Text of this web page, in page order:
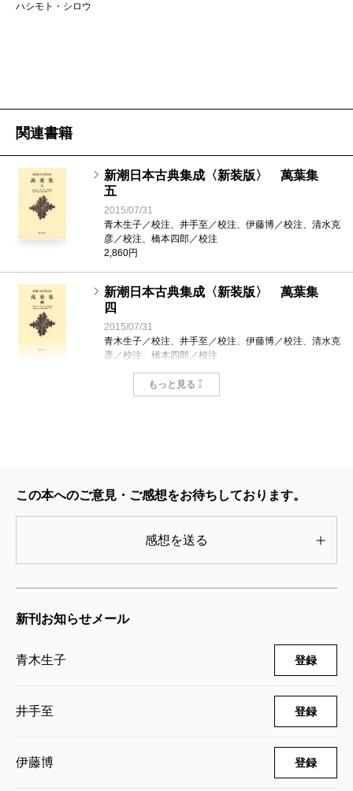
天皇の御製歌
れ しきなべて われこそ座（ま）せ われこそは
告（の）らめ 家をも名をも （巻一・一番）
……一読しただけでは「へ？ 何の歌？ どういう
意味??」と首を傾げられるかもしれない。でもこの
歌、そんなに難しい意味はない。言うなれば、作者
（とされる。実際につくったかどうかは横に置いてお
いて）の雄略天皇が、野原で菜を摘む女の子をナンパ
している歌である。
新潮日本古典集成〈新装版〉 萬葉集
』（新潮社刊行！）を読んでいただくとして、
ゃないか……」といったもの。ざっくりしすぎてえら
い、と思う。まぁ言葉はナンパとはいえど、内容はき
「長歌」といって、5757……と続けて最後7、7の句で
終える形式をとっている。って語ると長くなるので省
しかしこの歌が、ちょっと『萬葉集』を勉強した小
娘（私）ですら読めるようになるのには、先人たちの
大いなる努力が背後にある。というのも『萬葉集』の
表記はすべて漢字で、文法も平安時代のものとは少し
ハシモト・シロウ
関連書籍
新潮日本古典集成〈新装版〉 萬葉集
五
2015/07/31
青木生子／校注、井手至／校注、伊藤博／校注、清水克
彦／校注、橋本四郎／校注
2,860円
新潮日本古典集成〈新装版〉 萬葉集
四
2015/07/31
青木生子／校注、井手至／校注、伊藤博／校注、清水克
彦／校注、橋本四郎／校注
3,190円
彦／校注、橋本四郎／校注
もっと見る
この本へのご意見・ご感想をお待ちしております。
感想を送る
新刊お知らせメール
青木生子 登録
井手至 登録
伊藤博 登録